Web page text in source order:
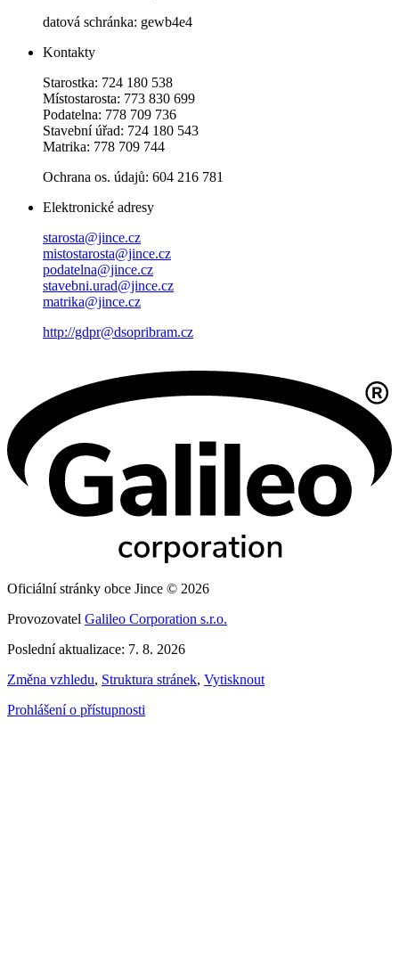
datová schránka: gewb4e4
Kontakty
Starostka: 724 180 538
Místostarosta: 773 830 699
Podatelna: 778 709 736
Stavební úřad: 724 180 543
Matrika: 778 709 744
Ochrana os. údajů: 604 216 781
Elektronické adresy
starosta@jince.cz
mistostarosta@jince.cz
podatelna@jince.cz
stavebni.urad@jince.cz
matrika@jince.cz
http://gdpr@dsopribram.cz
Oficiální stránky obce Jince © 2026
Provozovatel Galileo Corporation s.r.o.
Poslední aktualizace: 7. 8. 2026
Změna vzhledu, Struktura stránek, Vytisknout
Prohlášení o přístupnosti